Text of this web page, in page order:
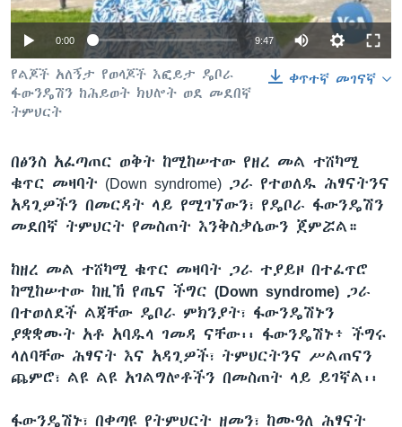
ቋንቋዎች
0:00 9:47
ቀጥተኛ መገናኛ
የልጆች አለኝታ የወላጆች እፎይታ ዴቦራ
ፋውንዴሽን ከሕይወት ክህሎት ወደ መደበኛ
ትምህርት
በፅንስ አፈጣጠር ወቅት ከሚከሠተው የዘረ መል ተሸካሚ
ቁጥር መዛባት (Down syndrome) ጋራ የተወለዱ ሕፃናትንና
አዳጊዎችን በመርዳት ላይ የሚገኘውን፣ የዴቦራ ፋውንዴሽን
መደበኛ ትምህርት የመስጠት እንቅስቃሴውን ጀምሯል።
ከዘረ መል ተሸካሚ ቁጥር መዛባት ጋራ ተያይዞ በተፈጥሮ
ከሚከሠተው ከዚኽ የጤና ችግር (Down syndrome) ጋራ
በተወለደች ልጃቸው ዴቦራ ምክንያት፣ ፋውንዴሽኑን
ያቋቋሙት አቶ አባዱላ ገመዳ ናቸው፡፡ ፋውንዴሽኑ፥ ችግሩ
ላለባቸው ሕፃናት እና አዳጊዎች፣ ትምህርትንና ሥልጠናን
ጨምሮ፣ ልዩ ልዩ አገልግሎቶችን በመስጠት ላይ ይገኛል፡፡
ፋውንዴሽኑ፣ በቀጣዩ የትምህርት ዘመን፣ ከሙዓለ ሕፃናት